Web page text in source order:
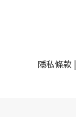
隱私條款|